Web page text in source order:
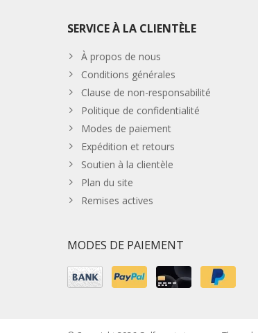
SERVICE À LA CLIENTÈLE
À propos de nous
Conditions générales
Clause de non-responsabilité
Politique de confidentialité
Modes de paiement
Expédition et retours
Soutien à la clientèle
Plan du site
Remises actives
MODES DE PAIEMENT